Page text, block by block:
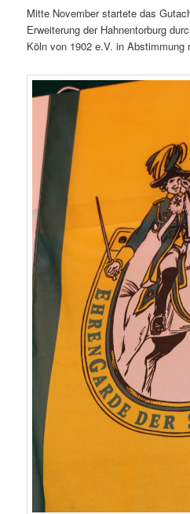
Mitte November startete das
Erweiterung der Hahnentorburg
Köln von 1902 e.V. in Abstimmung